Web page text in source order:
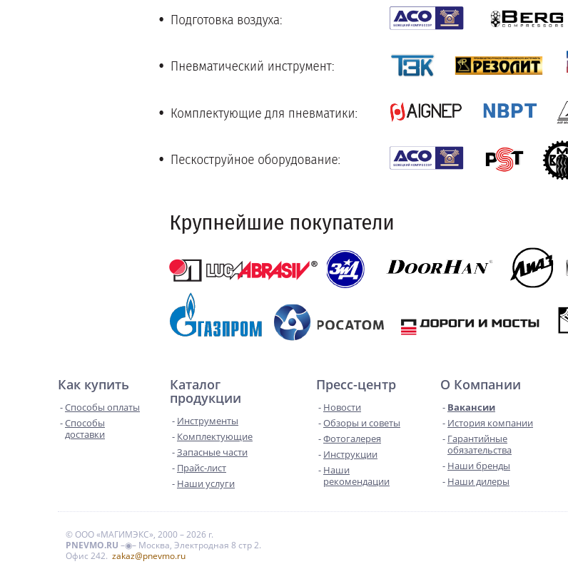
Как купить
Способы оплаты
Способы
доставки
Каталог
продукции
Инструменты
Комплектующие
Запасные части
Прайс-лист
Наши услуги
Пресс-центр
Новости
Обзоры и советы
Фотогалерея
Инструкции
Наши
рекомендации
О Компании
Вакансии
История компании
Гарантийные
обязательства
Наши бренды
Наши дилеры
© ООО «МАГИМЭКС», 2000 – 2026 г.
PNEVMO.RU –◉– Москва, Электродная 8 стр 2.
Офис 242. zakaz@pnevmo.ru